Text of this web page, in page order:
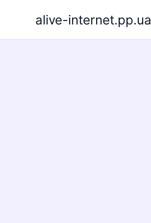
alive-internet.pp.ua